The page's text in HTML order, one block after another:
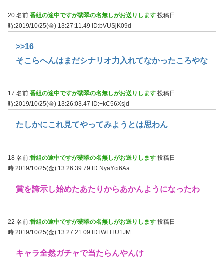
20 名前:番組の途中ですが翡翠の名無しがお送りします 投稿日
時:2019/10/25(金) 13:27:11.49 ID:bVUSjK09d
>>16
そこらへんはまだシナリオ力入れてなかったころやな
17 名前:番組の途中ですが翡翠の名無しがお送りします 投稿日
時:2019/10/25(金) 13:26:03.47
ID:+kC56Xsjd
たしかにこれ見てやってみようとは思わん
18 名前:番組の途中ですが翡翠の名無しがお送りします 投稿日
時:2019/10/25(金) 13:26:39.79 ID:NyaYci6Aa
賞を誇示し始めたあたりからあかんようになったわ
22 名前:番組の途中ですが翡翠の名無しがお送りします 投稿日
時:2019/10/25(金) 13:27:21.09
ID:lWLlTU1JM
キャラ全然ガチャで当たらんやんけ